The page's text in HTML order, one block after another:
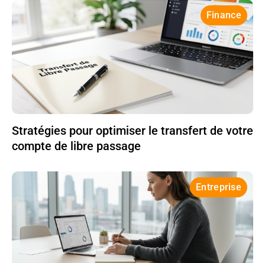
Finance
Stratégies pour optimiser le transfert de votre
compte de libre passage
Entreprise